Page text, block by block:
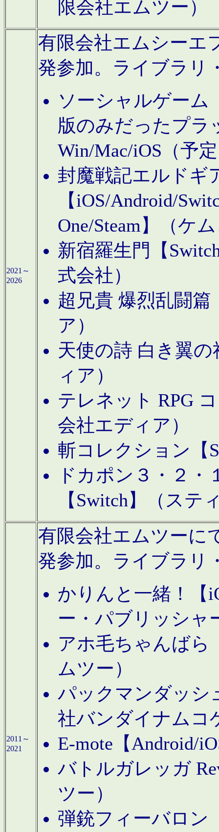
限会社エムツー）
2021～
2026
有限会社エムシーエ
発参加。ライブラリ
ソーシャルゲーム
版のみだったプラ
Win/Mac/iOS（予
封魔戦記エルドギ
【iOS/Android/
One/Steam】（ケ
新宿羅生門【
式会社）
超兄貴 爆烈乱闘篇
ア）
天使の詩 白き翼
ィア）
テレネット RPG
会社エディア）
斬コレクション【
ドカポン３・２
【Switch】（ステ
2011～
2021
有限会社エムツーに
発参加。ライブラリ
かりんと一緒！【
ー・パブリッシャ
アホ毛ちゃんばら
ムツー）
パックマンダッシ
社バンダイナムコ
E-mote【Android/
バトルガレッガ
ツー）
弾銃フィーバロン